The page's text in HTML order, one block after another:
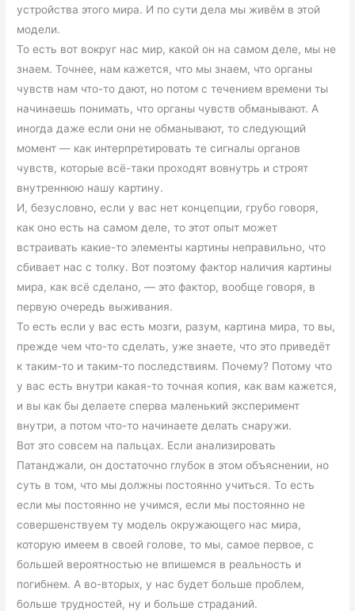
устройства этого мира. И по сути дела мы живём в этой
модели.
То есть вот вокруг нас мир, какой он на самом деле, мы не
знаем. Точнее, нам кажется, что мы знаем, что органы
чувств нам что-то дают, но потом с течением времени ты
начинаешь понимать, что органы чувств обманывают. А
иногда даже если они не обманывают, то следующий
момент — как интерпретировать те сигналы органов
чувств, которые всё-таки проходят вовнутрь и строят
внутреннюю нашу картину.
И, безусловно, если у вас нет концепции, грубо говоря,
как оно есть на самом деле, то этот опыт может
встраивать какие-то элементы картины неправильно, что
сбивает нас с толку. Вот поэтому фактор наличия картины
мира, как всё сделано, — это фактор, вообще говоря, в
первую очередь выживания.
То есть если у вас есть мозги, разум, картина мира, то вы,
прежде чем что-то сделать, уже знаете, что это приведёт
к таким-то и таким-то последствиям. Почему? Потому что
у вас есть внутри какая-то точная копия, как вам кажется,
и вы как бы делаете сперва маленький эксперимент
внутри, а потом что-то начинаете делать снаружи.
Вот это совсем на пальцах. Если анализировать
Патанджали, он достаточно глубок в этом объяснении, но
суть в том, что мы должны постоянно учиться. То есть
если мы постоянно не учимся, если мы постоянно не
совершенствуем ту модель окружающего нас мира,
которую имеем в своей голове, то мы, самое первое, с
большей вероятностью не впишемся в реальность и
погибнем. А во-вторых, у нас будет больше проблем,
больше трудностей, ну и больше страданий.